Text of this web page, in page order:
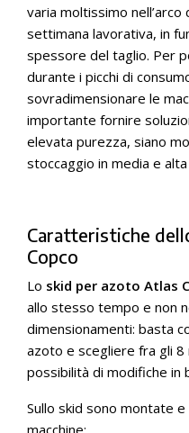
varia moltissimo
settimana lavorativa, in
spessore del taglio. Per
durante i picchi di
sovradimensionare le
importante fornire
elevata purezza, siano
stoccaggio in media e
Caratteristiche
Copco
Lo skid per azoto Atlas
allo stesso tempo e non
dimensionamenti: basta
azoto e scegliere fra gli 8
possibilità di modifiche in
Sullo skid sono montate
macchine: